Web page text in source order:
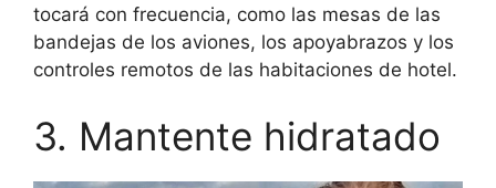
tocará con frecuencia, como las mesas de las
bandejas de los aviones, los apoyabrazos y los
controles remotos de las habitaciones de hotel.
3. Mantente hidratado